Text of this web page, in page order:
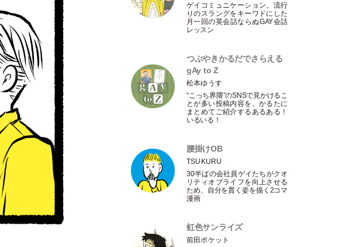
ゲイコミュニケーション。流行
りのスラングをキーワドにした
月一回の英会話ならぬGAY会話
レッスン
つぶやきかるだでさらえる
gAy to Z
松本ゆうす
“こっち界隈”のSNSで見かけるこ
とが多い投稿内容を、かるたに
まとめてご紹介するあるある！
いるいる！
腰掛けOB
TSUKURU
30半ばの会社員ゲイたちがクオ
リティオブライフを向上させる
ため、自分を貫く姿を描く2コマ
漫画
虹色サンライズ
前田ポケット